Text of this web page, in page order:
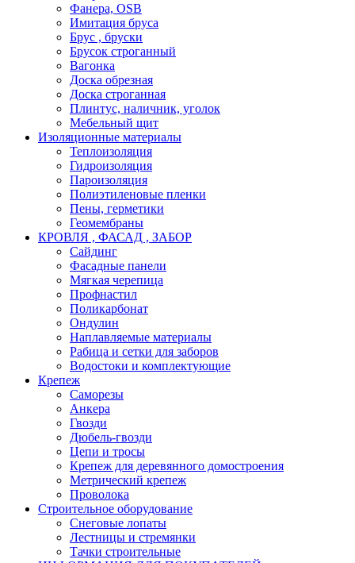
Фанера, OSB
Имитация бруса
Брус , бруски
Брусок строганный
Вагонка
Доска обрезная
Доска строганная
Плинтус, наличник, уголок
Мебельный щит
Изоляционные материалы
Теплоизоляция
Гидроизоляция
Пароизоляция
Полиэтиленовые пленки
Пены, герметики
Геомембраны
КРОВЛЯ , ФАСАД , ЗАБОР
Сайдинг
Фасадные панели
Мягкая черепица
Профнастил
Поликарбонат
Ондулин
Наплавляемые материалы
Рабица и сетки для заборов
Водостоки и комплектующие
Крепеж
Саморезы
Анкера
Гвозди
Дюбель-гвозди
Цепи и тросы
Крепеж для деревянного домостроения
Метрический крепеж
Проволока
Строительное оборудование
Снеговые лопаты
Лестницы и стремянки
Тачки строительные